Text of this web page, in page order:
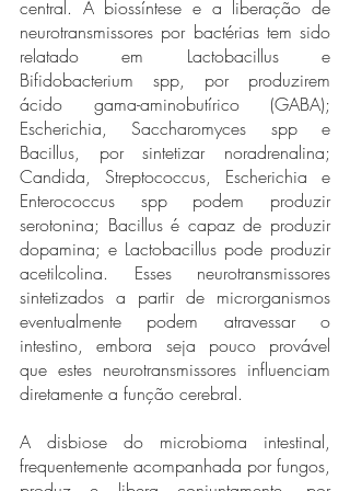
central. A biossíntese e a liberação de
neurotransmissores por bactérias tem sido
relatado em Lactobacillus e
Bifidobacterium spp, por produzirem
ácido gama-aminobutírico (GABA);
Escherichia, Saccharomyces spp e
Bacillus, por sintetizar noradrenalina;
Candida, Streptococcus, Escherichia e
Enterococcus spp podem produzir
serotonina; Bacillus é capaz de produzir
dopamina; e Lactobacillus pode produzir
acetilcolina. Esses neurotransmissores
sintetizados a partir de microrganismos
eventualmente podem atravessar o
intestino, embora seja pouco provável
que estes neurotransmissores influenciam
diretamente a função cerebral.
A disbiose do microbioma intestinal,
frequentemente acompanhada por fungos,